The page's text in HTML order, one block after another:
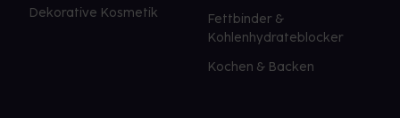
Dekorative Kosmetik
Fettbinder &
Kohlenhydrateblocker
Kochen & Backen